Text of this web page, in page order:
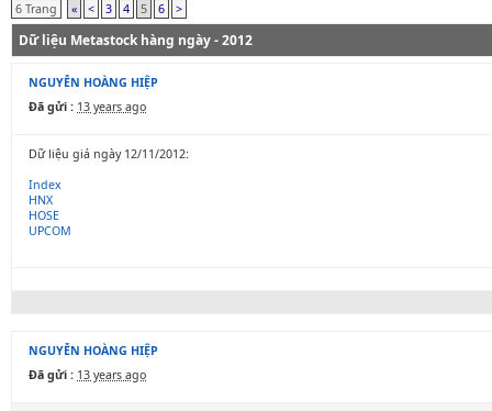
6 Trang
« < 3 4 5 6 >
Dữ liệu Metastock hàng ngày - 2012
NGUYỄN HOÀNG HIỆP
Đã gửi : 13 years ago
Dữ liệu giá ngày 12/11/2012:
Index
HNX
HOSE
UPCOM
NGUYỄN HOÀNG HIỆP
Đã gửi : 13 years ago